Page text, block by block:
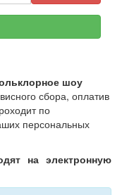
шоу
сбора, оплатив
по
персональных
на электронную